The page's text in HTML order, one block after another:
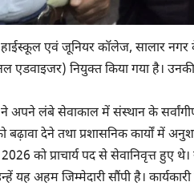
हाईस्कूल एवं जूनियर कॉलेज, सालार नगर
नियुक्त किया गया है।
अपने लंबे सेवाकाल में संस्थान के
बढ़ावा देने तथा प्रशासनिक कार्यों में
को प्राचार्य पद से सेवानिवृत्त हुए
यह अहम जिम्मेदारी सौंपी है।